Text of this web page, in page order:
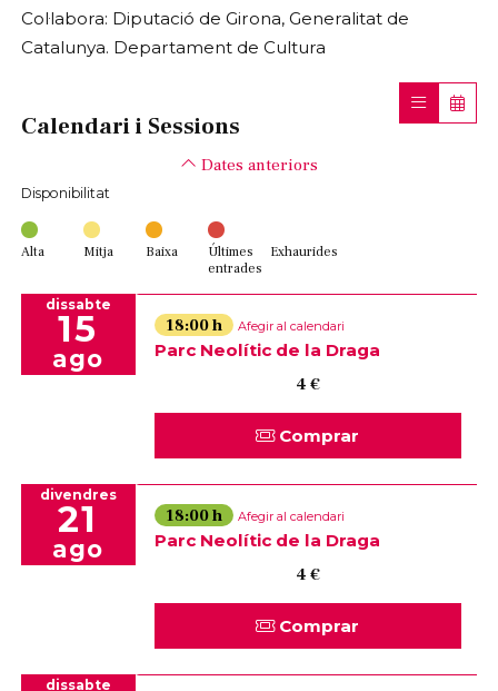
Col·labora: Diputació de Girona, Generalitat de
Catalunya. Departament de Cultura
Calendari i Sessions
Dates anteriors
Disponibilitat
Alta Mitja Baixa
Últimes
entrades
Exhaurides
dissabte
15
ago
18:00 h Afegir al calendari
Parc Neolític de la Draga
4 €
Comprar
divendres
21
ago
18:00 h Afegir al calendari
Parc Neolític de la Draga
4 €
Comprar
dissabte